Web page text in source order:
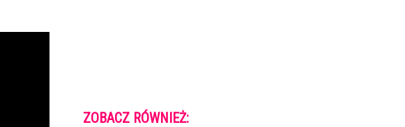
ZOBACZ RÓWNIEŻ: